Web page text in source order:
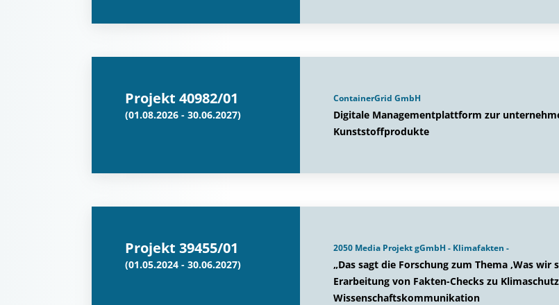
Projekt 40982/01
(01.08.2026 - 30.06.2027)
ContainerGrid GmbH
Digitale Managementplattform zur
Kunststoffprodukte
Projekt 39455/01
(01.05.2024 - 30.06.2027)
2050 Media Projekt gGmbH - Klimafakten -
„Das sagt die Forschung zum Thema ‚Was
Erarbeitung von Fakten-Checks zu
Wissenschaftskommunikation